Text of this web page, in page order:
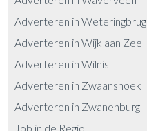
Adverteren in Weteringbrug
Adverteren in Wijk aan Zee
Adverteren in Wilnis
Adverteren in Zwaanshoek
Adverteren in Zwanenburg
Job in de Regio